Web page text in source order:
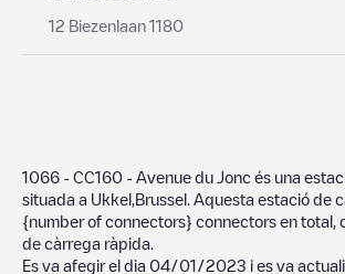
12 Biezenlaan 1180
1066 - CC160 - Avenue du Jonc és una
situada a Ukkel Brussel . Aquesta estació de
{number of connectors} connectors en total,
de càrrega ràpida.
Es va afegir el dia 04/01/2023 i es va